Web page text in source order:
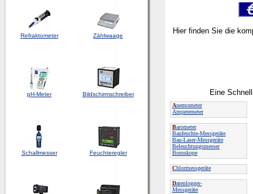
Refraktometer Zählwaage
pH-Meter Bildschirmschreiber
Schallmesser Feuchteregler
Hier finden Sie die
Eine
Anemometer
Amperemeter
Barometer
Baufeuchte-Messgeräte
Bau-Laser-Messgeräte
Beleuchtungsmesser
Boroskope
Chlormessgeräte
Datenlogger-
Messgeräte